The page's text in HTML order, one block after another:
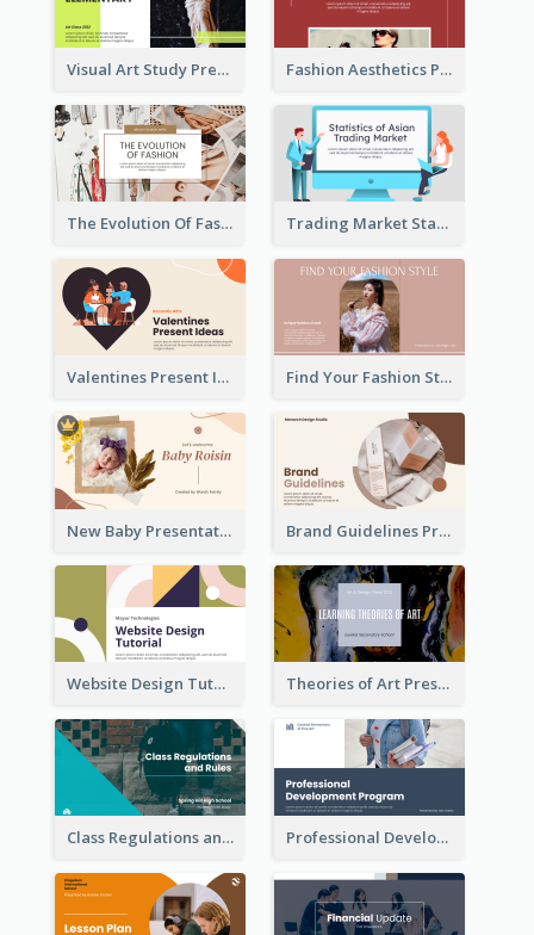
Visual Art Study Presentation Fashion Aesthetics Presentation
The Evolution Of Fashion Presentation Trading Market Statistics Presentation
Valentines Present Ideas Presentation Find Your Fashion Style Presentation
New Baby Presentation Brand Guidelines Presentation
Website Design Tutorial Presentation Theories of Art Presentation
Class Regulations and Rules Presentation Professional Development Program Presentation